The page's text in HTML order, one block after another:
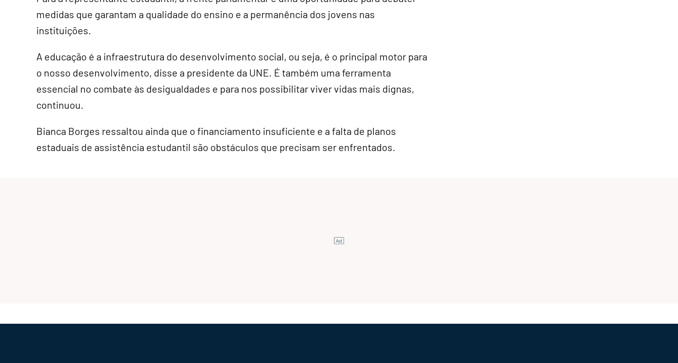
medidas que garantam a qualidade do ensino e a permanência dos jovens nas
instituições.
A educação é a infraestrutura do desenvolvimento social, ou seja, é o principal motor para
o nosso desenvolvimento, disse a presidente da UNE. É também uma ferramenta
essencial no combate às desigualdades e para nos possibilitar viver vidas mais dignas,
continuou.
Bianca Borges ressaltou ainda que o financiamento insuficiente e a falta de planos
estaduais de assistência estudantil são obstáculos que precisam ser enfrentados.